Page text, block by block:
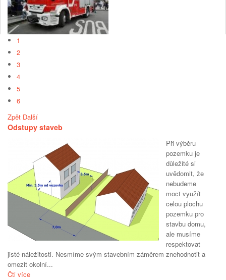
1
2
3
4
5
6
Zpět Další
Odstupy staveb
Při výběru
pozemku je
důležité si
uvědomit, že
nebudeme
moct využít
celou plochu
pozemku pro
stavbu domu,
ale musíme
respektovat
jisté náležitosti. Nesmíme svým stavebním záměrem znehodnotit a
omezit okolní...
Čti více